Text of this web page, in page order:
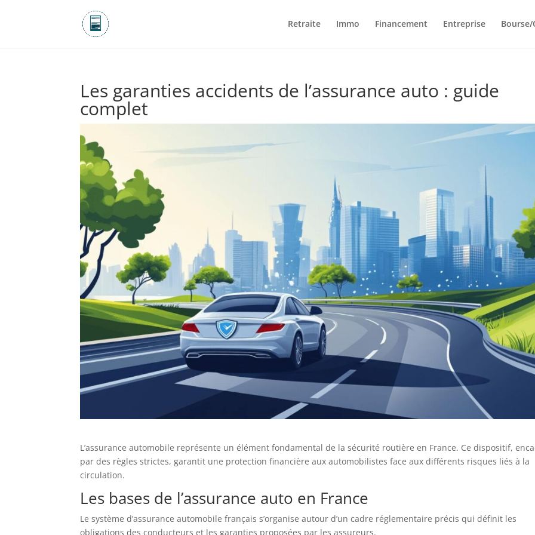
Retraite Immo Financement Entreprise
Les garanties accidents de l’assurance auto : guide
complet
L’assurance automobile représente un élément fondamental de la sécurité routière en France. Ce dispositif,
par des règles strictes, garantit une protection financière aux automobilistes face aux différents risques liés à la
circulation.
Les bases de l’assurance auto en France
Le système d’assurance automobile français s’organise autour d’un cadre réglementaire précis qui définit les
obligations des conducteurs et les garanties proposées par les assureurs.